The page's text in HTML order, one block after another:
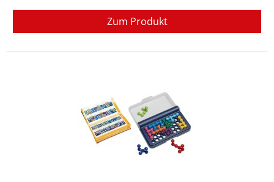
Zum Produkt